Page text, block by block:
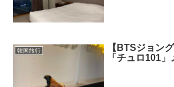
韓国旅行
【BTSジョン
「チュロ101